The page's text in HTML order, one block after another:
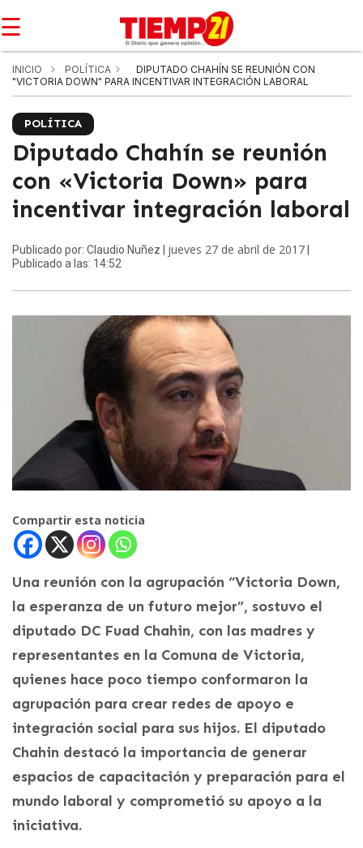
☰
INICIO POLÍTICA
DIPUTADO CHAHÍN SE REUNIÓN CON
"VICTORIA DOWN" PARA INCENTIVAR INTEGRACIÓN LABORAL
POLÍTICA
Diputado Chahín se reunión
con «Victoria Down» para
incentivar integración laboral
Publicado por: Claudio Nuñez | jueves 27 de abril de 2017
Publicado a las: 14:52
Compartir esta noticia
Una reunión con la agrupación “Victoria Down,
la esperanza de un futuro mejor”, sostuvo el
diputado DC Fuad Chahin, con las madres y
representantes en la Comuna de Victoria,
quienes hace poco tiempo conformaron la
agrupación para crear redes de apoyo e
integración social para sus hijos. El diputado
Chahin destacó la importancia de generar
espacios de capacitación y preparación para el
mundo laboral y comprometió su apoyo a la
iniciativa.